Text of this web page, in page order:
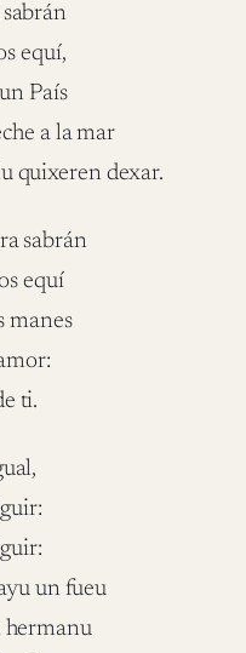
equí,
País
a la mar
quixeren dexar.
sabrán
equí
manes
ti.
un fueu
hermanu